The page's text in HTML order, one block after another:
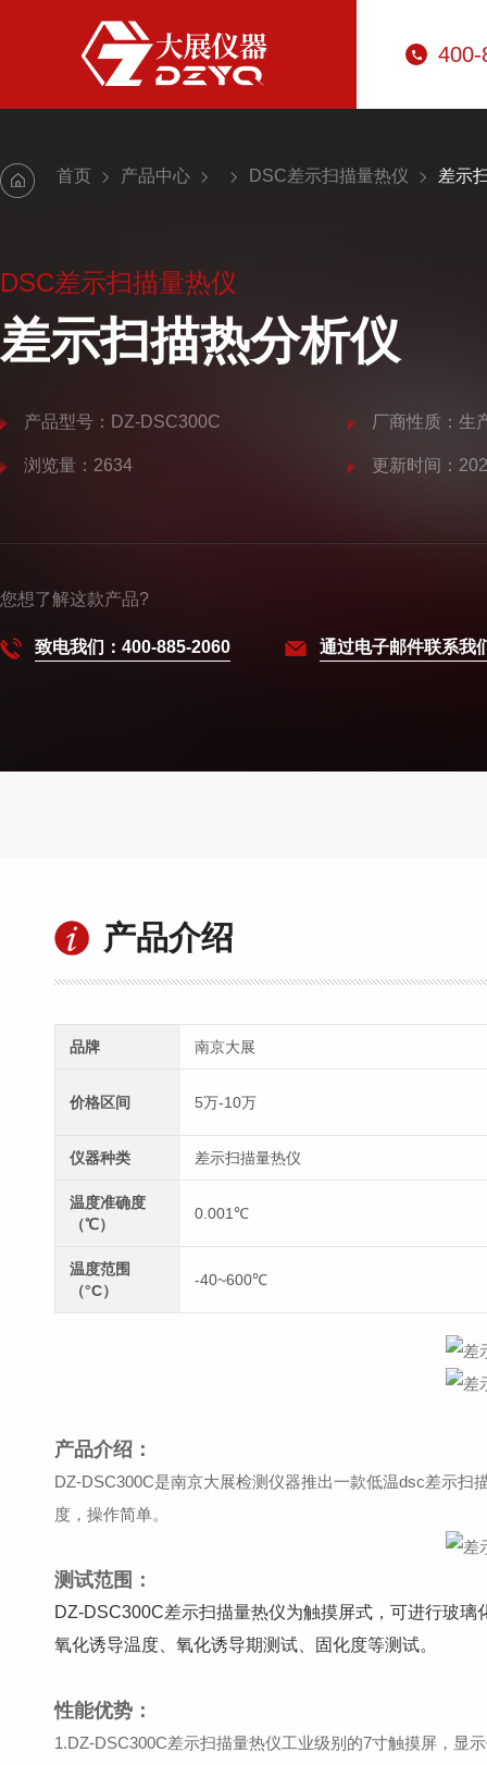
400-
首页 产品中心 DSC差示扫描量热仪 差示
DSC差示扫描量热仪
差示扫描热分析仪
产品型号：DZ-DSC300C 厂商性质：生
浏览量：2634 更新时间：
您想了解这款产品?
致电我们：400-885-2060 通过电子邮件联系我
产品介绍
品牌 南京大展
价格区间 5万-10万
仪器种类 差示扫描量热仪
温度准确度
（℃）
0.001℃
温度范围
（°C）
-40~600℃
产品介绍：
DZ-DSC300C是南京大展检测仪器推出一款低温dsc差示
度，操作简单。
测试范围：
DZ-DSC300C差示扫描量热仪为触摸屏式，可进行玻
氧化诱导温度、氧化诱导期测试、固化度等测试。
性能优势：
1.DZ-DSC300C差示扫描量热仪工业级别的7寸触摸屏，显